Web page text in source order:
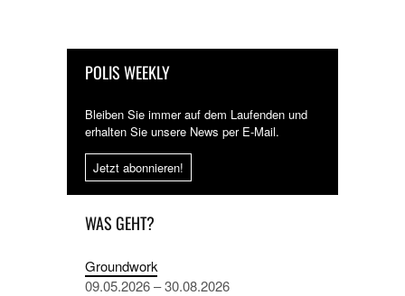
POLIS WEEKLY
Bleiben Sie immer auf dem Laufenden und
erhalten Sie unsere News per E-Mail.
Jetzt abonnieren!
WAS GEHT?
Groundwork
09.05.2026 – 30.08.2026